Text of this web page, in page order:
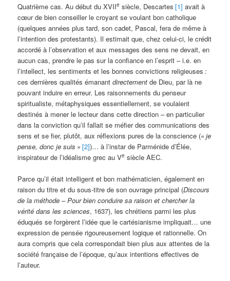
Quatrième cas. Au début du XVIIe siècle, Descartes [1] avait à
cœur de bien conseiller le croyant se voulant bon catholique
(quelques années plus tard, son cadet, Pascal, fera de même à
l’intention des protestants). Il estimait que, chez celui-ci, le crédit
accordé à l’observation et aux messages des sens ne devait, en
aucun cas, prendre le pas sur la confiance en l’esprit – i.e. en
l’intellect, les sentiments et les bonnes convictions religieuses :
ces dernières qualités émanantdirectement de Dieu, par là ne
pouvant induire en erreur. Les raisonnements du penseur
spiritualiste, métaphysiques essentiellement, se voulaient
destinés à mener le lecteur dans cette direction – en particulier
dans la conviction qu’il fallait se méfier des communications des
sens et se fier, plutôt, aux réflexions pures de la conscience (« je
pense, donc je suis » [2])… à l’instar de Parménide d’Élée,
inspirateur de l’idéalisme grec au Ve siècle AEC.
Parce qu’il était intelligent et bon mathématicien, également en
raison du titre et du sous-titre de son ouvrage principal (Discours
de la méthode –Pour bien conduire sa raison et chercher la
vérité dans les sciences, 1637), les chrétiens parmi les plus
éduqués se forgèrent l’idée que le cartésianisme impliquait… une
expression de pensée rigoureusement logique et rationnelle. On
aura compris que cela correspondait bien plus aux attentes de la
société française de l’époque, qu’aux intentions effectives de
l’auteur.